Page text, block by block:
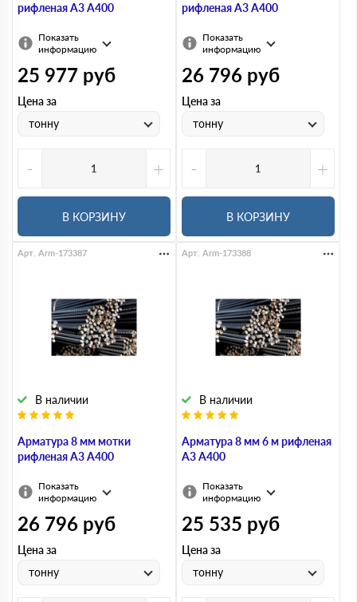
рифленая А3 А400
Показать
информацию
25 977 руб
Цена за
тонну
- +
В КОРЗИНУ
рифленая А3 А400
Показать
информацию
26 796 руб
Цена за
тонну
- +
В КОРЗИНУ
Арматура 8 мм мотки
рифленая А3 А400
В наличии
Арт. Arm-173387
Показать
информацию
26 796 руб
Цена за
тонну
Арматура 8 мм 6 м рифленая
А3 А400
В наличии
Арт. Arm-173388
Показать
информацию
25 535 руб
Цена за
тонну